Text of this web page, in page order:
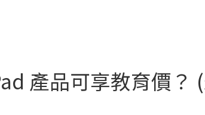
產品可享教育價？